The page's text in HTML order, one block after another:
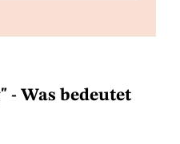
- Was bedeutet